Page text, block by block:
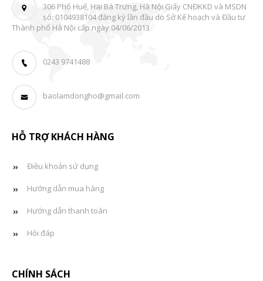
306 Phố Huế, Hai Bà Trưng, Hà Nội Giấy CNĐKKD và MSDN
số: 0104938104 đăng ký lần đầu do Sở Kế hoạch và Đầu tư
Thành phố Hà Nội cấp ngày 04/06/2013
0243 9741488
baolamdongho@gmail.com
HỖ TRỢ KHÁCH HÀNG
Điều khoản sử dụng
Hướng dẫn mua hàng
Hướng dẫn thanh toán
Hỏi đáp
CHÍNH SÁCH